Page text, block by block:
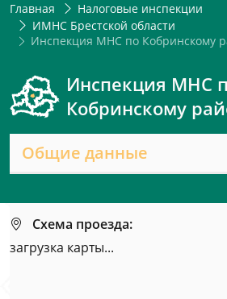
Главная
Налоговые инспекции
ИМНС Брестской области
Инспекция МНС по Кобринскому
Инспекция МНС
Кобринскому
Общие данные
Схема проезда:
загрузка карты...